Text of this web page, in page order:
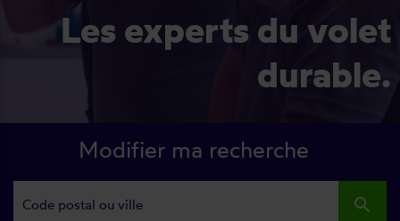
Les experts du volet
durable.
Modifier ma recherche
search